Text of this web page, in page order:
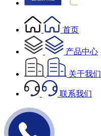
首页
产品中心
关于我们
联系我们